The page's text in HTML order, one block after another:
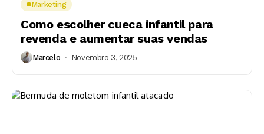
Marketing
Como escolher cueca infantil para
revenda e aumentar suas vendas
Marcelo Novembro 3, 2025